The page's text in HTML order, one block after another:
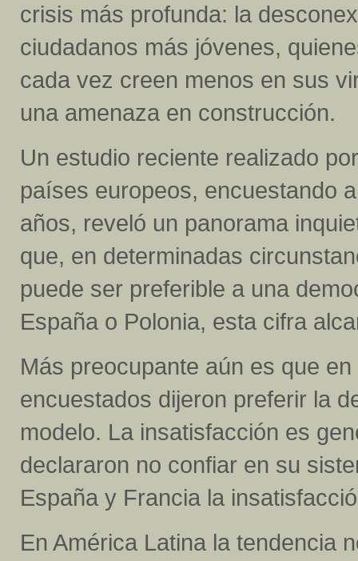
crisis más profunda: la
ciudadanos más jóvenes,
cada vez creen menos en sus
una amenaza en construcción.
Un estudio reciente realizado
países europeos, encuestando
años, reveló un panorama
que, en determinadas
puede ser preferible a una
España o Polonia, esta cifra
Más preocupante aún es que
encuestados dijeron preferir la
modelo. La insatisfacción es
declararon no confiar en su
España y Francia la
En América Latina la tendencia